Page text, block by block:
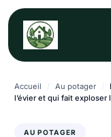
Aller
contenu
Accueil / Au potager /
l’évier et qui fait exploser
AU POTAGER